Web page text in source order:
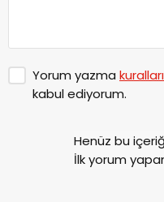
Yorum yazma
kabul ediyorum.
Henüz bu
İlk yorum